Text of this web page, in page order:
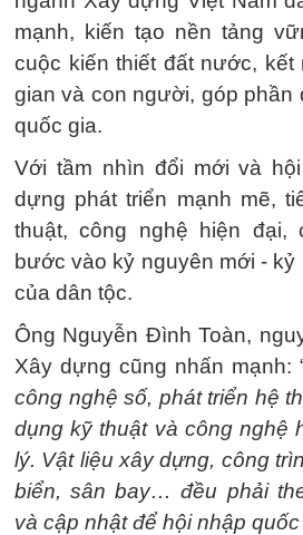
mạnh, kiến tạo nền tảng
cuộc kiến thiết đất nước, kết
gian và con người, góp phần
quốc gia.
Với tầm nhìn đổi mới và
dựng phát triển mạnh mẽ,
thuật, công nghệ hiện đại,
bước vào kỷ nguyên mới -
của dân tộc.
Ông Nguyễn Đình Toàn,
Xây dựng cũng nhấn mạnh:
công nghệ số, phát triển hệ
dụng kỹ thuật và công nghệ
lý. Vật liệu xây dựng, công
biển, sân bay… đều phải
và cập nhật để hội nhập quốc